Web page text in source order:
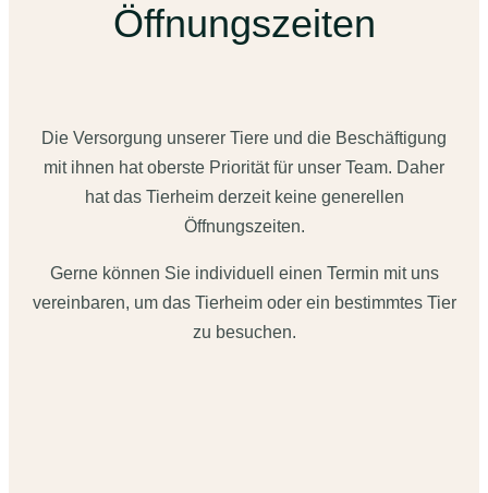
Öffnungszeiten
Die Versorgung unserer Tiere und die Beschäftigung
mit ihnen hat oberste Priorität für unser Team. Daher
hat das Tierheim derzeit keine generellen
Öffnungszeiten.
Gerne können Sie individuell einen Termin mit uns
vereinbaren, um das Tierheim oder ein bestimmtes Tier
zu besuchen.